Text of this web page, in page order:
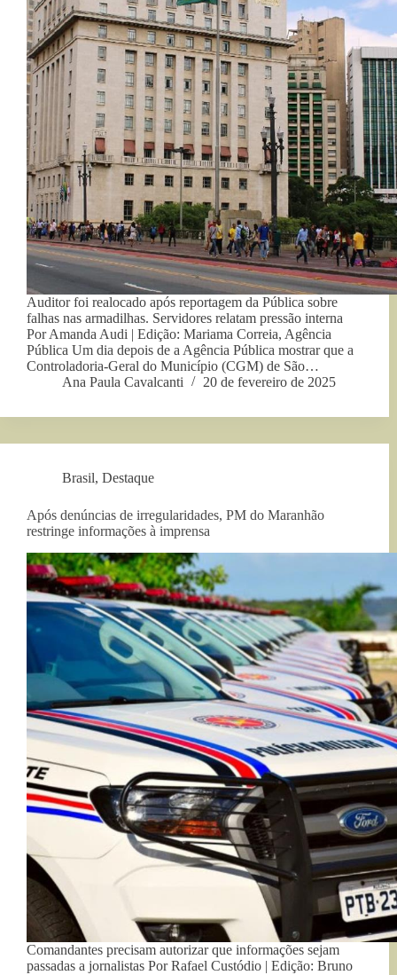
Auditor foi realocado após reportagem da Pública sobre
falhas nas armadilhas. Servidores relatam pressão interna
Por Amanda Audi | Edição: Mariama Correia, Agência
Pública Um dia depois de a Agência Pública mostrar que a
Controladoria-Geral do Município (CGM) de São…
Ana Paula Cavalcanti
20 de fevereiro de 2025
Brasil, Destaque
Após denúncias de irregularidades, PM do Maranhão
restringe informações à imprensa
Comandantes precisam autorizar que informações sejam
passadas a jornalistas Por Rafael Custódio | Edição: Bruno